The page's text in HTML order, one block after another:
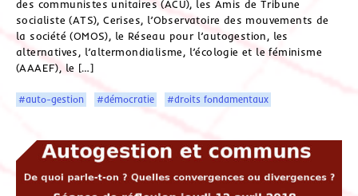
des communistes unitaires (ACU), les Amis de Tribune
socialiste (ATS), Cerises, l’Observatoire des mouvements de
la société (OMOS), le Réseau pour l’autogestion, les
alternatives, l’altermondialisme, l’écologie et le féminisme
(AAAEF), le […]
#auto-gestion #démocratie #droits fondamentaux